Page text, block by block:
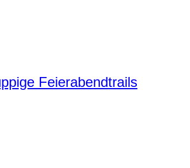
Feierabendtrails